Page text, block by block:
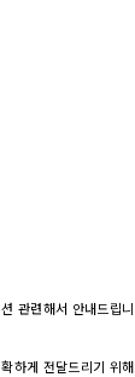
관련해서 안내드립
하게 전달드리기 위